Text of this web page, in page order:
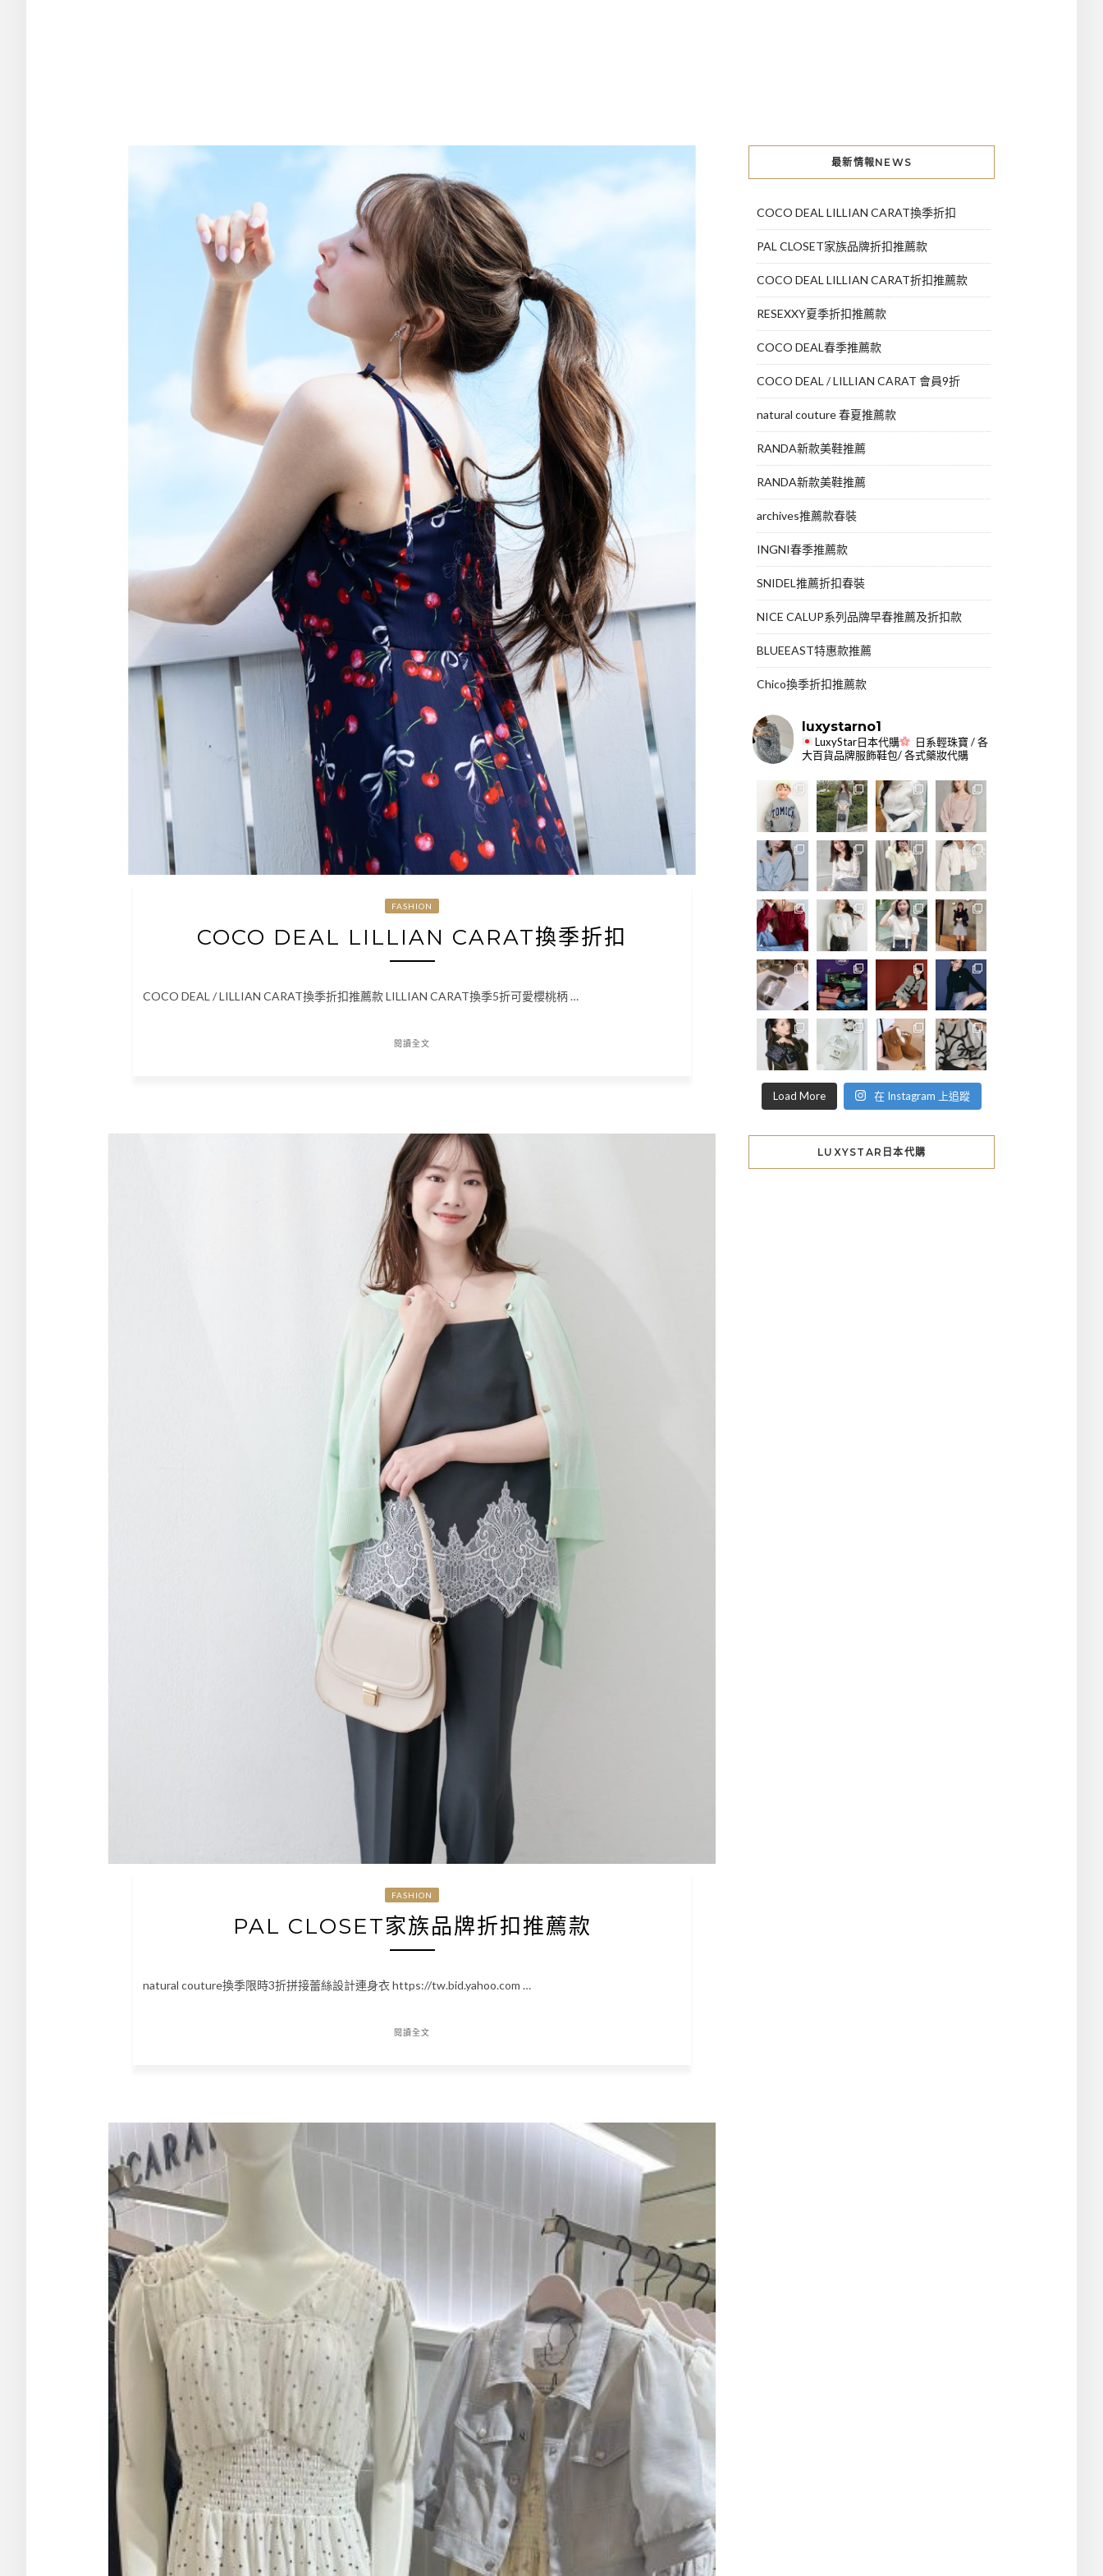
FASHION
COCO DEAL LILLIAN CARAT換季折扣
COCO DEAL / LILLIAN CARAT換季折扣推薦款 LILLIAN CARAT換季5折可愛櫻桃柄 …
閱讀全文
FASHION
PAL CLOSET家族品牌折扣推薦款
natural couture換季限時3折拼接蕾絲設計連身衣 https://tw.bid.yahoo.com …
閱讀全文
最新情報NEWS
COCO DEAL LILLIAN CARAT換季折扣
PAL CLOSET家族品牌折扣推薦款
COCO DEAL LILLIAN CARAT折扣推薦款
RESEXXY夏季折扣推薦款
COCO DEAL春季推薦款
COCO DEAL / LILLIAN CARAT 會員9折
natural couture 春夏推薦款
RANDA新款美鞋推薦
RANDA新款美鞋推薦
archives推薦款春裝
INGNI春季推薦款
SNIDEL推薦折扣春裝
NICE CALUP系列品牌早春推薦及折扣款
BLUEEAST特惠款推薦
Chico換季折扣推薦款
luxystarno1
LuxyStar日本代購
日系輕珠寶 / 各
大百貨品牌服飾鞋包/ 各式藥妝代購
Load More 在 Instagram 上追蹤
LUXYSTAR日本代購